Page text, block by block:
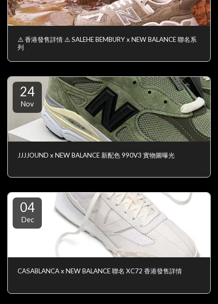
⚠️ 香港發售詳情 ⚠️ SALEHE BEMBURY x NEW BALANCE 聯名系
列
24
Nov
JJJJOUND x NEW BALANCE 新配色 990V3 實物圖曝光
04
Dec
CASABLANCA x NEW BALANCE 聯名 XC72 香港發售詳情